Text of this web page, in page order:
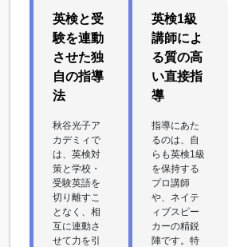
英検と受
験を連動
させた独
自の指導
法
秋谷光子ア
カデミィで
は、英検対
策と学校・
受験英語を
切り離すこ
となく、相
互に連動さ
せて力を引
英検1級
講師によ
る質の高
い直接指
導
指導にあた
るのは、自
らも英検1級
を保持する
プロ講師
や、ネイテ
ィブスピー
カーの精鋭
陣です。特